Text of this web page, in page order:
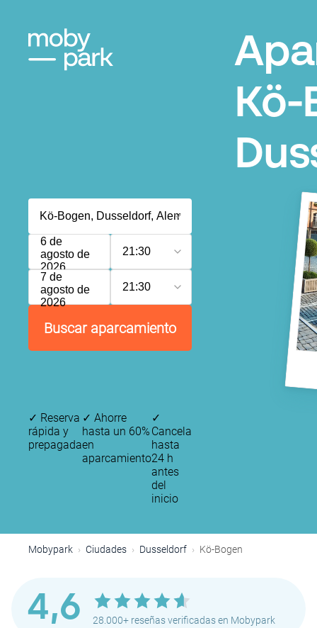
Kö-
6 de
agosto de
2026
21:30
7 de
agosto de
2026
21:30
Buscar aparcamiento
✓ Reserva
rápida y
prepagada
✓ Ahorre
hasta un 60%
en
aparcamiento
✓
Cancela
hasta
24 h
antes
del
inicio
Mobypark Ciudades Dusseldorf Kö-Bogen
4,6 28.000+ reseñas verificadas en Mobypark